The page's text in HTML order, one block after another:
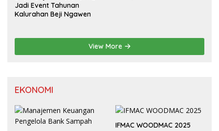
Jadi Event Tahunan
Kalurahan Beji Ngawen
View More
EKONOMI
IFMAC WOODMAC 2025